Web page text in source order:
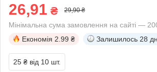
26,91 ₴ 29,90 ₴
Мінімальна сума замовлення на сайті —
Економія 2.99 ₴ Залишилось 28
25 ₴ від 10 шт.